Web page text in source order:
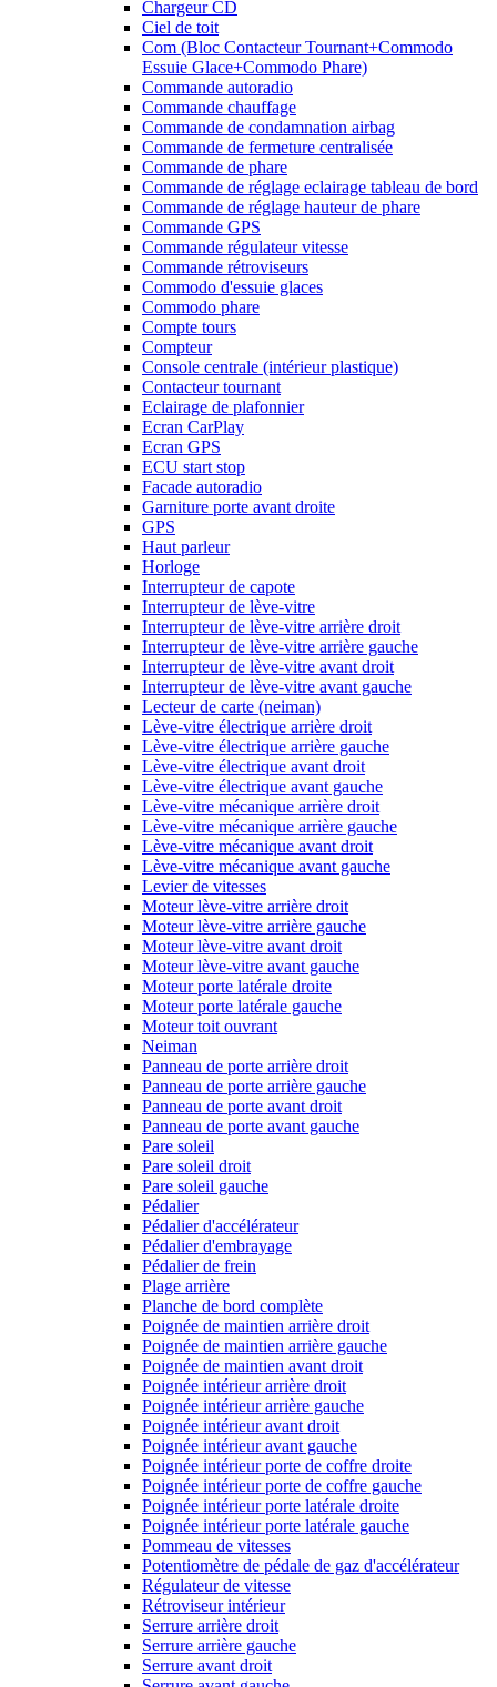
Chargeur CD
Ciel de toit
Com (Bloc Contacteur Tournant+Commodo
Essuie Glace+Commodo Phare)
Commande autoradio
Commande chauffage
Commande de condamnation airbag
Commande de fermeture centralisée
Commande de phare
Commande de réglage eclairage tableau de bord
Commande de réglage hauteur de phare
Commande GPS
Commande régulateur vitesse
Commande rétroviseurs
Commodo d'essuie glaces
Commodo phare
Compte tours
Compteur
Console centrale (intérieur plastique)
Contacteur tournant
Eclairage de plafonnier
Ecran CarPlay
Ecran GPS
ECU start stop
Facade autoradio
Garniture porte avant droite
GPS
Haut parleur
Horloge
Interrupteur de capote
Interrupteur de lève-vitre
Interrupteur de lève-vitre arrière droit
Interrupteur de lève-vitre arrière gauche
Interrupteur de lève-vitre avant droit
Interrupteur de lève-vitre avant gauche
Lecteur de carte (neiman)
Lève-vitre électrique arrière droit
Lève-vitre électrique arrière gauche
Lève-vitre électrique avant droit
Lève-vitre électrique avant gauche
Lève-vitre mécanique arrière droit
Lève-vitre mécanique arrière gauche
Lève-vitre mécanique avant droit
Lève-vitre mécanique avant gauche
Levier de vitesses
Moteur lève-vitre arrière droit
Moteur lève-vitre arrière gauche
Moteur lève-vitre avant droit
Moteur lève-vitre avant gauche
Moteur porte latérale droite
Moteur porte latérale gauche
Moteur toit ouvrant
Neiman
Panneau de porte arrière droit
Panneau de porte arrière gauche
Panneau de porte avant droit
Panneau de porte avant gauche
Pare soleil
Pare soleil droit
Pare soleil gauche
Pédalier
Pédalier d'accélérateur
Pédalier d'embrayage
Pédalier de frein
Plage arrière
Planche de bord complète
Poignée de maintien arrière droit
Poignée de maintien arrière gauche
Poignée de maintien avant droit
Poignée intérieur arrière droit
Poignée intérieur arrière gauche
Poignée intérieur avant droit
Poignée intérieur avant gauche
Poignée intérieur porte de coffre droite
Poignée intérieur porte de coffre gauche
Poignée intérieur porte latérale droite
Poignée intérieur porte latérale gauche
Pommeau de vitesses
Potentiomètre de pédale de gaz d'accélérateur
Régulateur de vitesse
Rétroviseur intérieur
Serrure arrière droit
Serrure arrière gauche
Serrure avant droit